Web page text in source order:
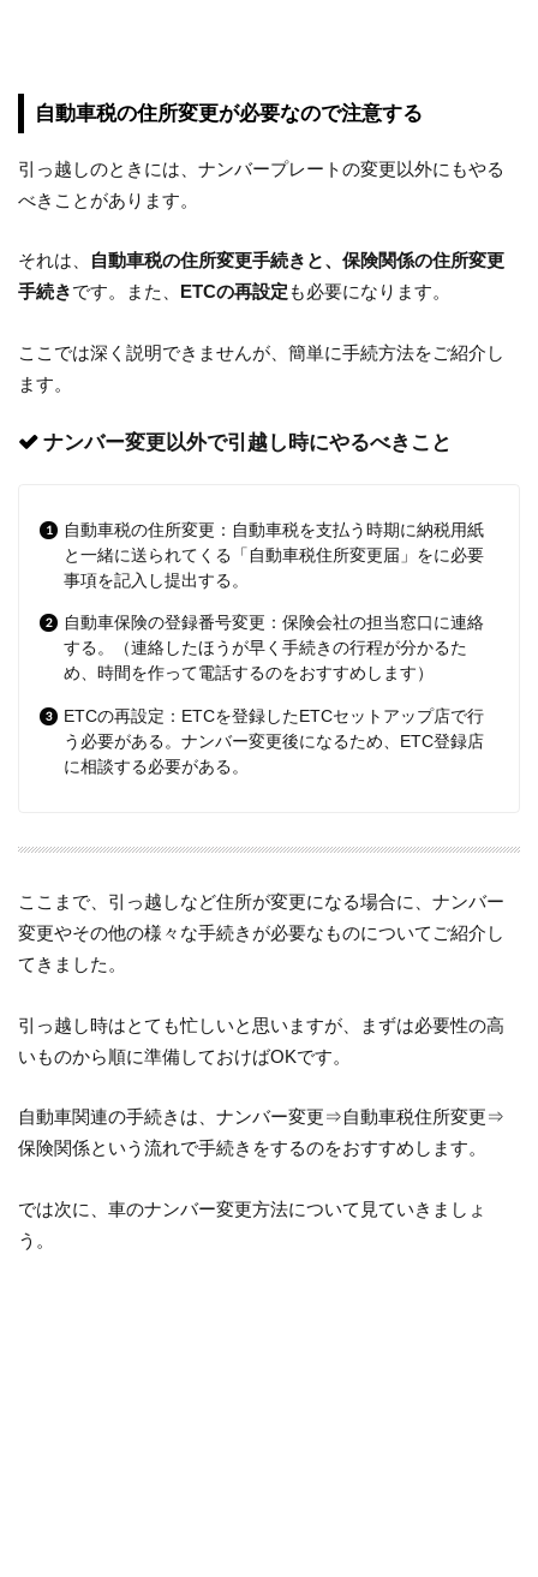
自動車税の住所変更が必要なので注意する
引っ越しのときには、ナンバープレートの変更以外にもやる
べきことがあります。
それは、 自動車税の住所変更手続きと、保険関係の住所変更
手続きです。また、 ETCの再設定も必要になります。
ここでは深く説明できませんが、簡単に手続方法をご紹介し
ます。
ナンバー変更以外で引越し時にやるべきこと
自動車税の住所変更：自動車税を支払う時期に納税用紙
と一緒に送られてくる「自動車税住所変更届」をに必要
事項を記入し提出する。
自動車保険の登録番号変更：保険会社の担当窓口に連絡
する。（連絡したほうが早く手続きの行程が分かるた
め、時間を作って電話するのをおすすめします）
ETCの再設定：ETCを登録したETCセットアップ店で行
う必要がある。ナンバー変更後になるため、ETC登録店
に相談する必要がある。
ここまで、引っ越しなど住所が変更になる場合に、ナンバー
変更やその他の様々な手続きが必要なものについてご紹介し
てきました。
引っ越し時はとても忙しいと思いますが、まずは必要性の高
いものから順に準備しておけばOKです。
自動車関連の手続きは、ナンバー変更⇒自動車税住所変更⇒
保険関係という流れで手続きをするのをおすすめします。
では次に、車のナンバー変更方法について見ていきましょ
う。